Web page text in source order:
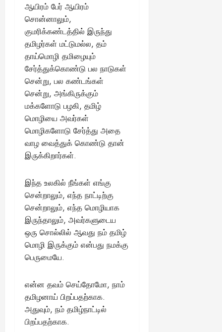
ஆயிரம் பேர் ஆயிரம்
சொன்னாலும்,
குமரிக்கண்டத்தில் இருந்து
தமிழர்கள் மட்டுமல்ல, தம்
தாய்மொழி தமிழையும்
சேர்த்துக்கொண்டு பல நாடுகள்
சென்று, பல கண்டங்கள்
சென்று, அங்கிருக்கும்
மக்களோடு பழகி, தமிழ்
மொழியை அவர்கள்
மொழிகளோடு சேர்த்து அதை
வாழ வைத்துக் கொண்டு தான்
இருக்கிறார்கள்.
இந்த உலகில் நீங்கள் எங்கு
சென்றாலும், எந்த நாட்டிற்கு
சென்றாலும், எந்த மொழியாக
இருந்தாலும், அவர்களுடைய
ஒரு சொல்லில் ஆவது நம் தமிழ்
மொழி இருக்கும் என்பது நமக்கு
பெருமையே.
என்ன தவம் செய்தோமோ, நாம்
தமிழனாய் பிறப்பதற்காக.
அதுவும், நம் தமிழ்நாட்டில்
பிறப்பதற்காக.